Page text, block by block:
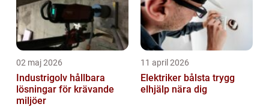
02 maj 2026
Industrigolv hållbara
lösningar för krävande
miljöer
11 april 2026
Elektriker bålsta trygg
elhjälp nära dig